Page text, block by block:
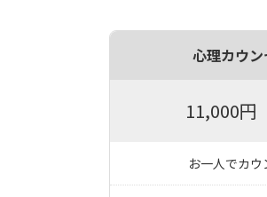
心理カウ
11,000円
お一人でカ